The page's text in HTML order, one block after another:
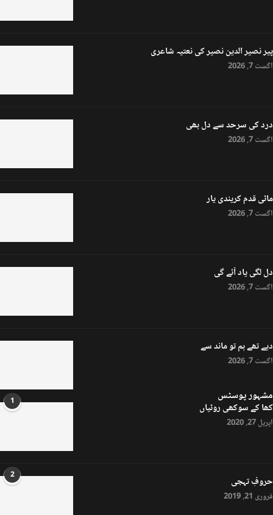
پیر نصیر الدین نصیر کی نعتیہ شاعری
اگست 7, 2026
درد کی سرحد سے دل بھی
اگست 7, 2026
ماٹی قدم کریندی یار
اگست 7, 2026
دل لگی یاد آئے گی
اگست 7, 2026
دیے تھے ہم تو ماند سے
اگست 7, 2026
مشہور پوسٹس 1 کھا کے سوکھی روٹیاں
اپریل 27, 2020
2 حروفِ تہجی
فروری 21, 2019